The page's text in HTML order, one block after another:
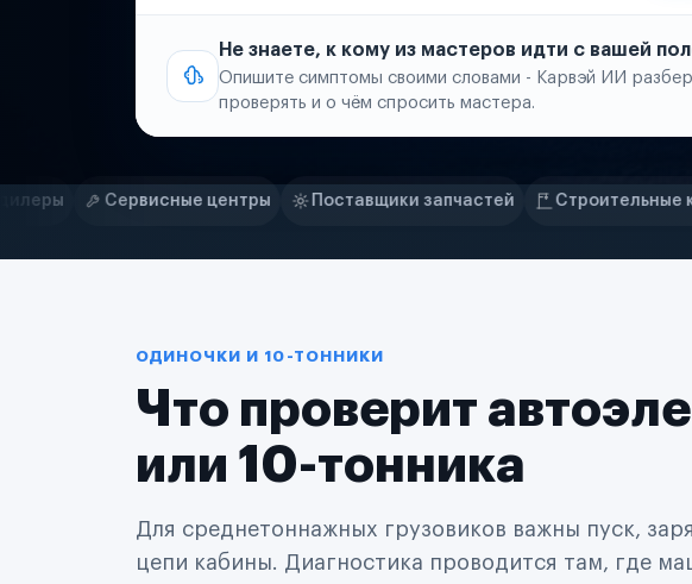
Не знаете, к кому из мастеров идти с вашей
Опишите симптомы своими словами - Карвэй ИИ
проверять и о чём спросить мастера.
Нам доверяют
центры Поставщики запчастей Строительные компании
Частные автолюбители
Маркетплейсы
Логистические компании
Поставщики запчастей
Строительные компании
Ремонт спецтехники
Управляющие компании
Страховые компании
B2B-дистрибьюторы
ОДИНОЧКИ И 10-ТОННИКИ
Что проверит
или 10-тонника
Для среднетоннажных грузовиков важны пуск,
цепи кабины. Диагностика проводится там, где